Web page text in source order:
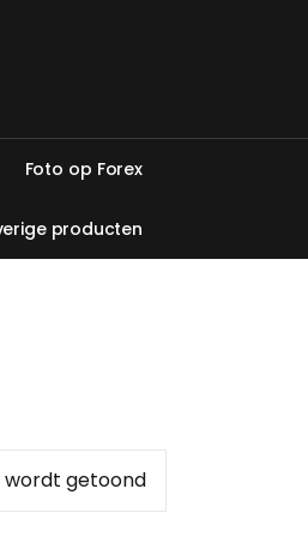
Foto op Forex
erige producten
wordt getoondGesorteerd